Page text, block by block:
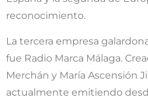
reconocimiento.
La tercera empresa
fue Radio Marca Málaga.
Merchán y María Ascensión
actualmente emitiendo